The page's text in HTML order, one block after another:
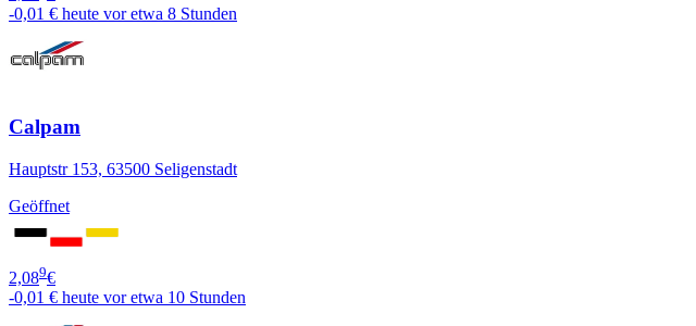
-0,01 € heute vor etwa 8 Stunden
Calpam
Hauptstr 153, 63500 Seligenstadt
Geöffnet
2,089€
-0,01 € heute vor etwa 10 Stunden